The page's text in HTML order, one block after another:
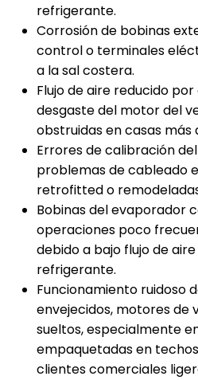
refrigerante.
Corrosión de bobinas
control o terminales
a la sal costera.
Flujo de aire reducido
desgaste del motor del
obstruidas en casas más
Errores de calibración
problemas de cableado
retrofitted o
Bobinas del evaporador
operaciones poco
debido a bajo flujo de
refrigerante.
Funcionamiento ruidoso
envejecidos, motores de
sueltos, especialmente
empaquetadas en
clientes comerciales